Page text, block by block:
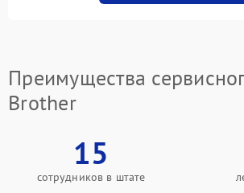
Преимущества
Brother
15
сотрудников в штате